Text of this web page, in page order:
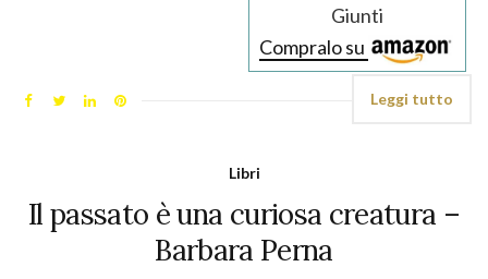
Giunti
Compralo su
Leggi tutto
Libri
Il passato è una curiosa creatura –
Barbara Perna